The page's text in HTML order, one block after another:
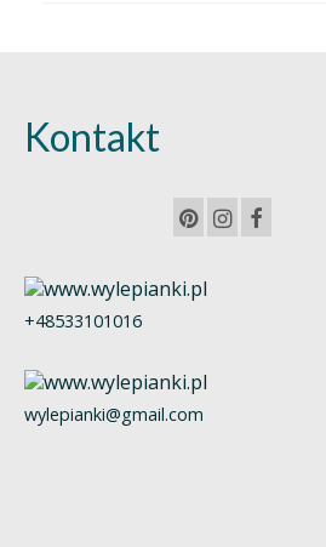
Kontakt
+48533101016
wylepianki@gmail.com